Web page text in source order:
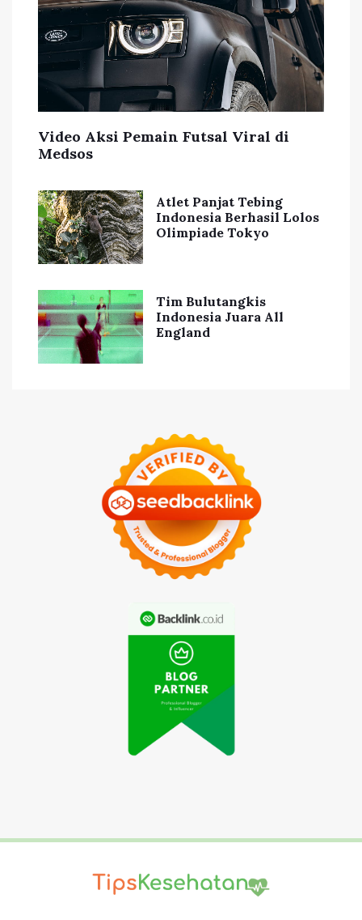
Video Aksi Pemain Futsal Viral di
Medsos
Atlet Panjat Tebing
Indonesia Berhasil Lolos
Olimpiade Tokyo
Tim Bulutangkis
Indonesia Juara All
England